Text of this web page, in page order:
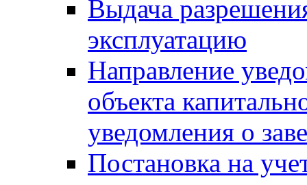
Выдача
эксплуатацию
Направление
объекта
уведомления о
Постановка на